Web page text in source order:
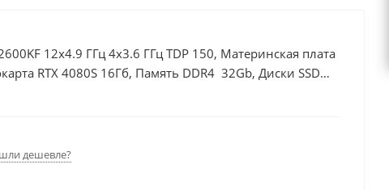
12x4.9 ГГц 4x3.6 ГГц TDP 150, Материнская плата
RTX 4080S 16Гб, Память DDR4 32Gb, Диски SSD
дешевле?